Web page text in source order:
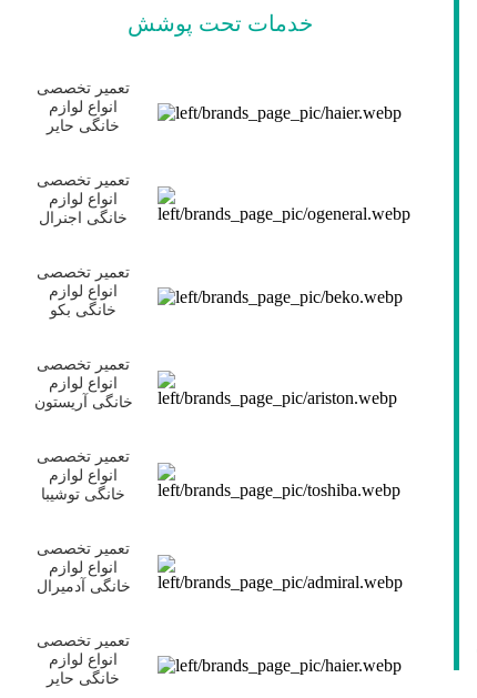
خدمات تحت پوشش
تعمیر تخصصی
انواع لوازم
خانگی حایر
تعمیر تخصصی
انواع لوازم
خانگی اجنرال
تعمیر تخصصی
انواع لوازم
خانگی بکو
تعمیر تخصصی
انواع لوازم
خانگی آریستون
تعمیر تخصصی
انواع لوازم
خانگی توشیبا
تعمیر تخصصی
انواع لوازم
خانگی آدمیرال
تعمیر تخصصی
انواع لوازم
خانگی حایر